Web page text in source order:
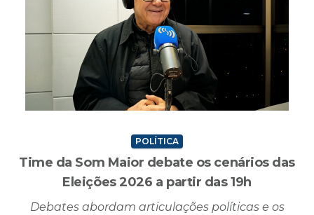
POLÍTICA
Time da Som Maior debate os cenários das
Eleições 2026 a partir das 19h
Debates abordam articulações políticas e os